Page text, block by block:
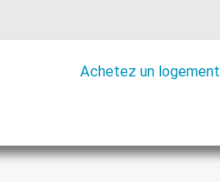
Achetez un logement